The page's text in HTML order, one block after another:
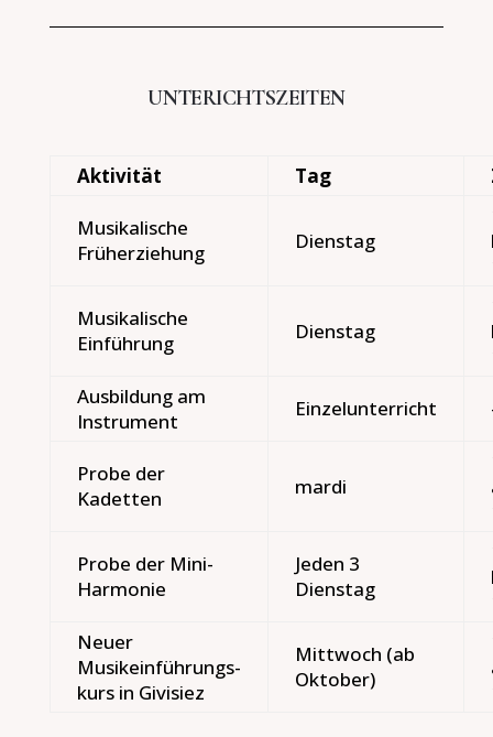
UNTERICHTSZEITEN
Aktivität Tag
Musikalische
Früherziehung
Dienstag
Musikalische
Einführung
Dienstag
Ausbildung am
Instrument
Einzelunterricht
Probe der
Kadetten
mardi
Probe der Mini-
Harmonie
Jeden 3
Dienstag
Neuer
Musikeinführungs-
kurs in Givisiez
Mittwoch (ab
Oktober)